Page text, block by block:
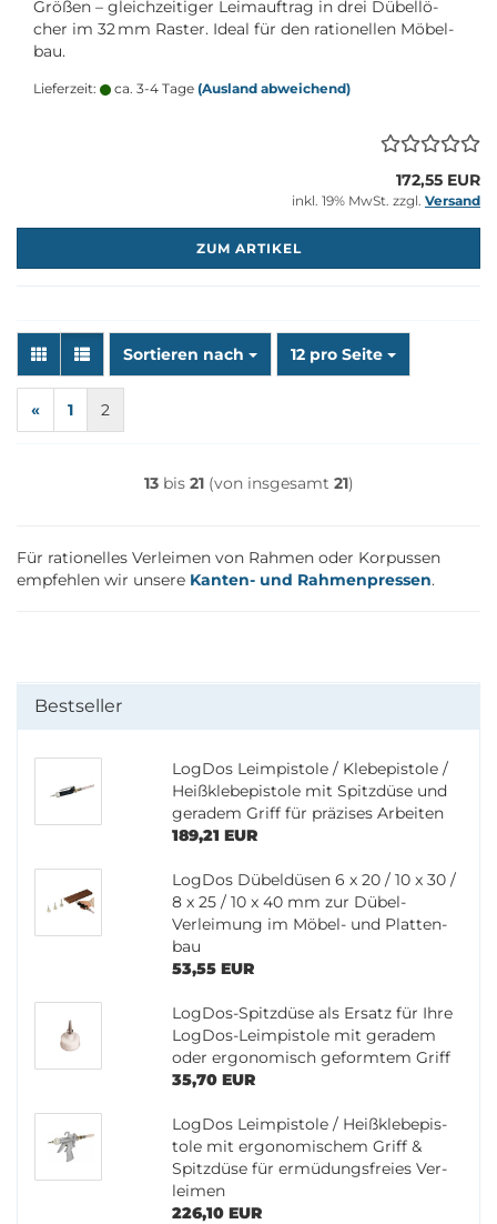
Grö­ßen – gleich­zei­ti­ger Leim­auf­trag in drei Dü­bel­lö­
cher im 32 mm Ras­ter. Ideal für den ra­tio­nel­len Mö­bel­
bau.
Lieferzeit: ca. 3-4 Tage (Ausland abweichend)
172,55 EUR
inkl. 19% MwSt. zzgl. Versand
ZUM ARTIKEL
Sortieren nach 12 pro Seite
« 1 2
13bis 21(von insgesamt 21)
Für rationelles Verleimen von Rahmen oder Korpussen
empfehlen wir unsere Kanten- und Rahmenpressen.
Bestseller
Log­Dos Le­im­pis­to­le / Kleb­e­pis­to­le /
Heiß­kleb­e­pis­to­le mit Spitz­dü­se und
ge­ra­dem Griff für prä­zi­ses Ar­bei­ten
189,21 EUR
Log­Dos Dü­bel­dü­sen 6 x 20 / 10 x 30 /
8 x 25 / 10 x 40 mm zur Dübel-​
Verleimung im Möbel-​ und Plat­ten­
bau
53,55 EUR
LogDos-​Spitzdüse als Er­satz für Ihre
LogDos-​Leimpistole mit ge­ra­dem
oder er­go­no­misch ge­form­tem Griff
35,70 EUR
Log­Dos Le­im­pis­to­le / Heiß­kleb­e­pis­
to­le mit er­go­no­mi­schem Griff &
Spitz­dü­se für er­mü­dungs­frei­es Ver­
lei­men
226,10 EUR